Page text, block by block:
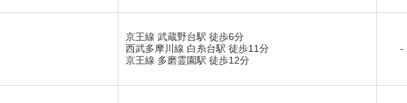
京王線 武蔵野台駅 徒歩6分
西武多摩川線 白糸台駅 徒歩11分
京王線 多磨霊園駅 徒歩12分
-